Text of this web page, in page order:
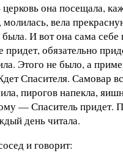
она посещала,
молилась, вела
И вот она сама себе
придет, обязательно
Этого не было, а
Спасителя. Самовар
пирогов напекла,
— Спаситель придет.
день читала.
и говорит: